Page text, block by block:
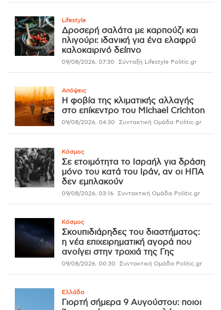
Lifestyle
Δροσερή σαλάτα με καρπούζι και
πλιγούρι: ιδανική για ένα ελαφρύ
καλοκαιρινό δείπνο
09/08/2026, 07:30 Σύνταξη Lifestyle Politic.gr
Απόψεις
Η φοβία της κλιματικής αλλαγής
στο επίκεντρο του Michael Crichton
09/08/2026, 04:30 Συντακτική Ομάδα Politic.gr
Κόσμος
Σε ετοιμότητα το Ισραήλ για δράση
μόνο του κατά του Ιράν, αν οι ΗΠΑ
δεν εμπλακούν
09/08/2026, 03:16 Συντακτική Ομάδα Politic.gr
Κόσμος
Σκουπιδιάρηδες του διαστήματος:
η νέα επιχειρηματική αγορά που
ανοίγει στην τροχιά της Γης
09/08/2026, 00:30 Συντακτική Ομάδα Politic.gr
Ελλάδα
Γιορτή σήμερα 9 Αυγούστου: ποιοι